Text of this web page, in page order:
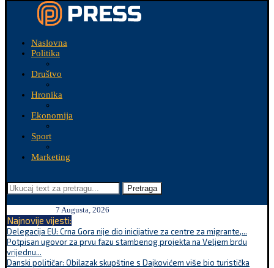
Naslovna
Politika
Društvo
Hronika
Ekonomija
Sport
Marketing
Pretraga
7 Augusta, 2026
Najnovije vijesti:
Delegacija EU: Crna Gora nije dio inicijative za centre za migrante,...
Potpisan ugovor za prvu fazu stambenog projekta na Veljem brdu
vrijednu...
Danski političar: Obilazak skupštine s Dajkovićem više bio turistička